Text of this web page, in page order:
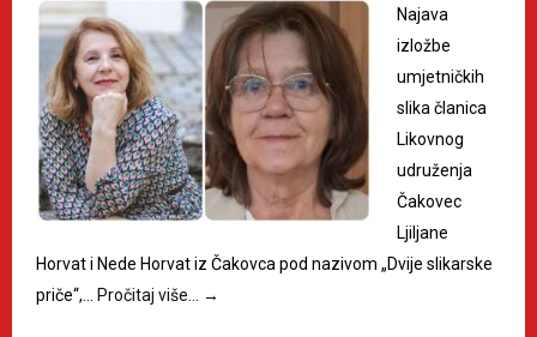
Najava
izložbe
umjetničkih
slika članica
Likovnog
udruženja
Čakovec
Ljiljane
Horvat i Nede Horvat iz Čakovca pod nazivom „Dvije slikarske
priče“,…
Pročitaj više… →